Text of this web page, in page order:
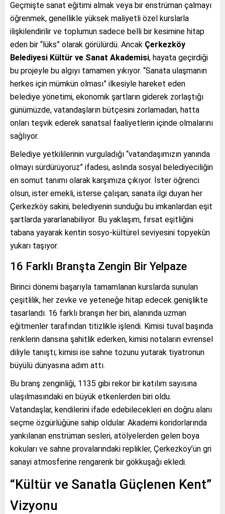
Geçmişte sanat eğitimi almak veya bir enstrüman çalmayı
öğrenmek, genellikle yüksek maliyetli özel kurslarla
ilişkilendirilir ve toplumun sadece belli bir kesimine hitap
eden bir “lüks” olarak görülürdü. Ancak Çerkezköy
Belediyesi Kültür ve Sanat Akademisi, hayata geçirdiği
bu projeyle bu algıyı tamamen yıkıyor. “Sanata ulaşmanın
herkes için mümkün olması” ilkesiyle hareket eden
belediye yönetimi, ekonomik şartların giderek zorlaştığı
günümüzde, vatandaşların bütçesini zorlamadan, hatta
onları teşvik ederek sanatsal faaliyetlerin içinde olmalarını
sağlıyor.
Belediye yetkililerinin vurguladığı “vatandaşımızın yanında
olmayı sürdürüyoruz” ifadesi, aslında sosyal belediyeciliğin
en somut tanımı olarak karşımıza çıkıyor. İster öğrenci
olsun, ister emekli, isterse çalışan; sanata ilgi duyan her
Çerkezköy sakini, belediyenin sunduğu bu imkanlardan eşit
şartlarda yararlanabiliyor. Bu yaklaşım, fırsat eşitliğini
tabana yayarak kentin sosyo-kültürel seviyesini topyekûn
yukarı taşıyor.
16 Farklı Branşta Zengin Bir Yelpaze
Birinci dönemi başarıyla tamamlanan kurslarda sunulan
çeşitlilik, her zevke ve yeteneğe hitap edecek genişlikte
tasarlandı. 16 farklı branşın her biri, alanında uzman
eğitmenler tarafından titizlikle işlendi. Kimisi tuval başında
renklerin dansına şahitlik ederken, kimisi notaların evrensel
diliyle tanıştı; kimisi ise sahne tozunu yutarak tiyatronun
büyülü dünyasına adım attı.
Bu branş zenginliği, 1135 gibi rekor bir katılım sayısına
ulaşılmasındaki en büyük etkenlerden biri oldu.
Vatandaşlar, kendilerini ifade edebilecekleri en doğru alanı
seçme özgürlüğüne sahip oldular. Akademi koridorlarında
yankılanan enstrüman sesleri, atölyelerden gelen boya
kokuları ve sahne provalarındaki replikler, Çerkezköy’ün gri
sanayi atmosferine rengarenk bir gökkuşağı ekledi.
“Kültür ve Sanatla Güçlenen Kent”
Vizyonu